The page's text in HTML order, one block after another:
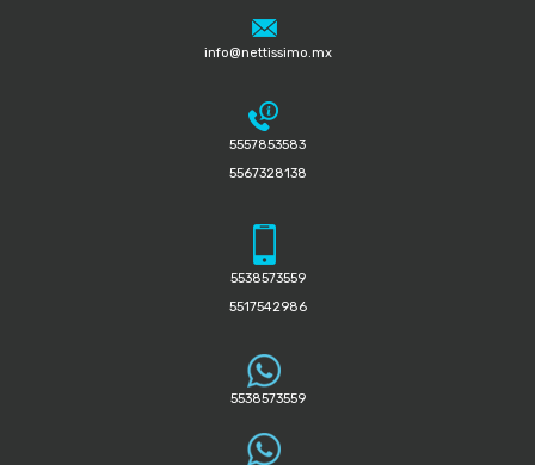
info@nettissimo.mx
5557853583
5567328138
5538573559
5517542986
5538573559